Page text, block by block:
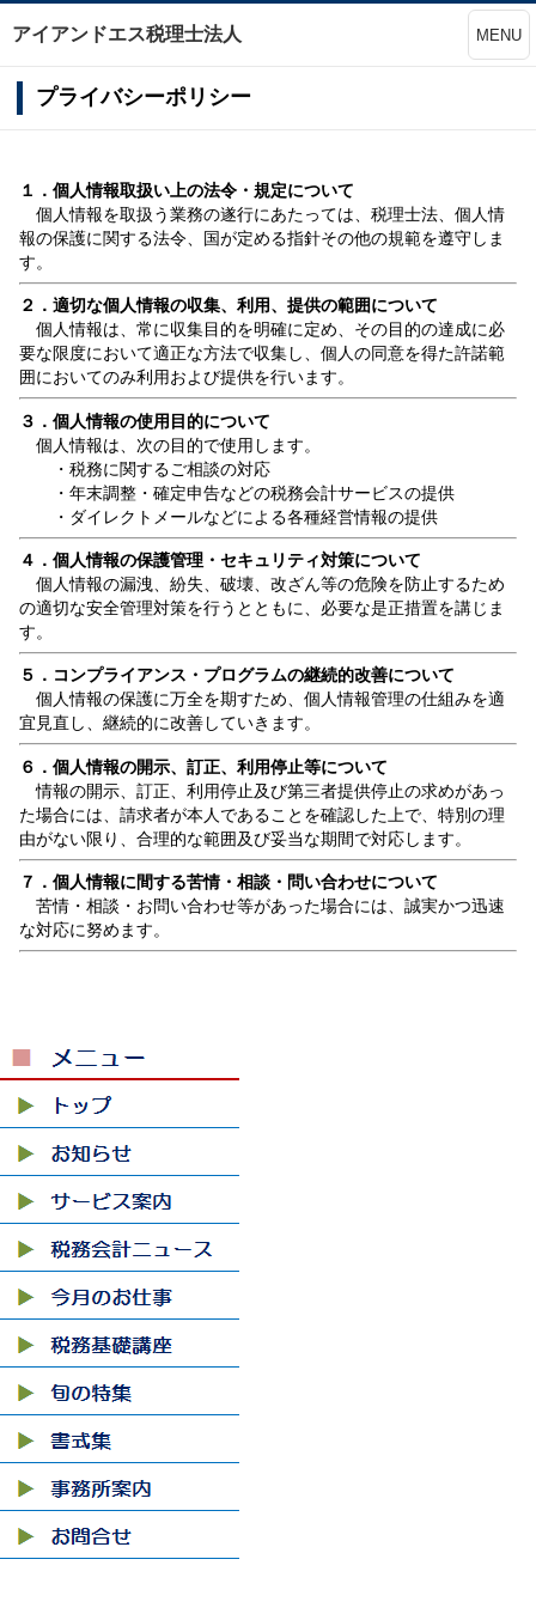
アイアンドエス税理士法人 MENU
プライバシーポリシー
１．個人情報取扱い上の法令・規定について
個人情報を取扱う業務の遂行にあたっては、税理士法、個人情
報の保護に関する法令、国が定める指針その他の規範を遵守しま
す。
２．適切な個人情報の収集、利用、提供の範囲について
個人情報は、常に収集目的を明確に定め、その目的の達成に必
要な限度において適正な方法で収集し、個人の同意を得た許諾範
囲においてのみ利用および提供を行います。
３．個人情報の使用目的について
個人情報は、次の目的で使用します。
・税務に関するご相談の対応
・年末調整・確定申告などの税務会計サービスの提供
・ダイレクトメールなどによる各種経営情報の提供
４． 個人情報の保護管理・セキュリティ対策について
個人情報の漏洩、紛失、破壊、改ざん等の危険を防止するため
の適切な安全管理対策を行うとともに、必要な是正措置を講じま
す。
５．コンプライアンス・プログラムの継続的改善について
個人情報の保護に万全を期すため、個人情報管理の仕組みを適
宜見直し、継続的に改善していきます。
６．個人情報の開示、訂正、利用停止等について
情報の開示、訂正、利用停止及び第三者提供停止の求めがあっ
た場合には、請求者が本人であることを確認した上で、特別の理
由がない限り、合理的な範囲及び妥当な期間で対応します。
７．個人情報に間する苦情・相談・問い合わせについて
苦情・相談・お問い合わせ等があった場合には、誠実かつ迅速
な対応に努めます。